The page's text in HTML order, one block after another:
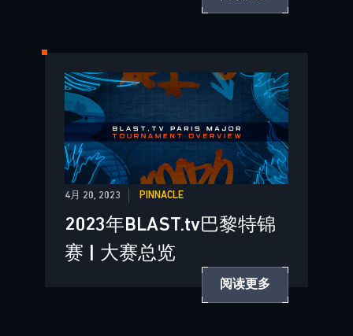
4月 20, 2023 PINNACLE
2023年BLAST.tv巴黎特锦
赛 | 大赛总览
阅读更多